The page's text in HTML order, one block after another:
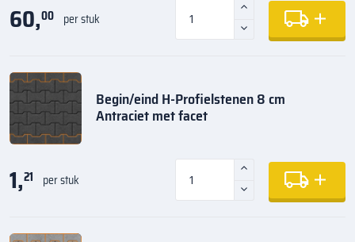
60,00 per stuk
Begin/eind H-Profielstenen 8 cm
Antraciet met facet
1,21 per stuk